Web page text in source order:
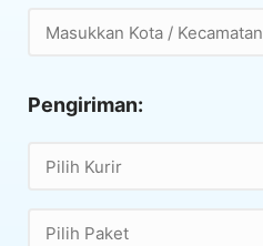
Masukkan Kota / Kecamatan
Pengiriman:
Pilih Kurir
Pilih Paket